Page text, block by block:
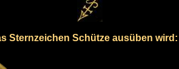
Sternzeichen Schütze ausüben wird: